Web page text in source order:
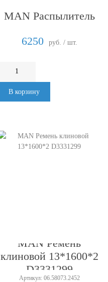
MAN Распылитель
6250
руб. / шт.
В корзину
MAN Ремень
клиновой 13*1600*2
D3331299
Артикул: 06.58073.2452